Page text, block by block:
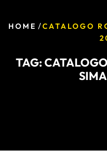
HOME /CATALOGO
TAG: